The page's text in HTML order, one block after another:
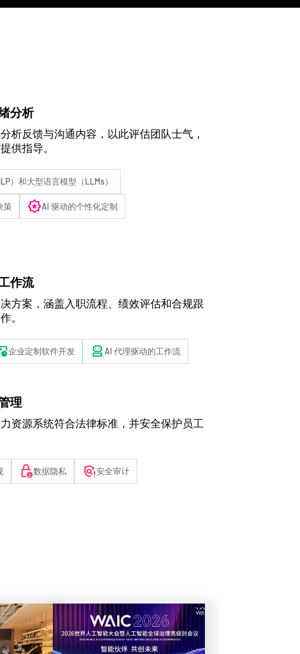
分析
析反馈与沟通内容，以此评估团队士气，
供指导。
）和大型语言模型（LLMs）
策 award_starAI 驱动的个性化定制
作流
方案，涵盖入职流程、绩效评估和合规跟
。
企业定制软件开发 robot_2 AI 代理驱动的工作流
理
资源系统符合法律标准，并安全保护员工
lock_person数据隐私 policy_alert安全审计